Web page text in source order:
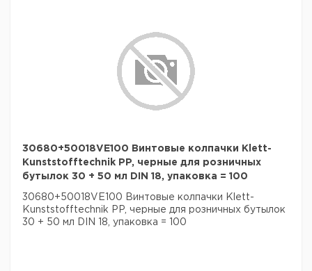
30680+50018VE100 Винтовые колпачки Klett-
Kunststofftechnik PP, черные для розничных
бутылок 30 + 50 мл DIN 18, упаковка = 100
30680+50018VE100 Винтовые колпачки Klett-
Kunststofftechnik PP, черные для розничных бутылок
30 + 50 мл DIN 18, упаковка = 100